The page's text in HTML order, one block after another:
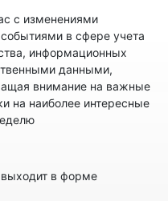
с изменениями
в сфере учета
информационных
данными,
внимание на важные
на наиболее интересные
в форме